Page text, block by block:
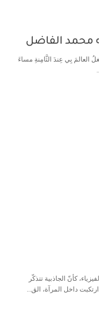
محمد الفاضل
بِي عِندَ الثَّامِنةِ مساءَ
كأنّ الجاذبية تتذكّر
داخل المرآة، الق...